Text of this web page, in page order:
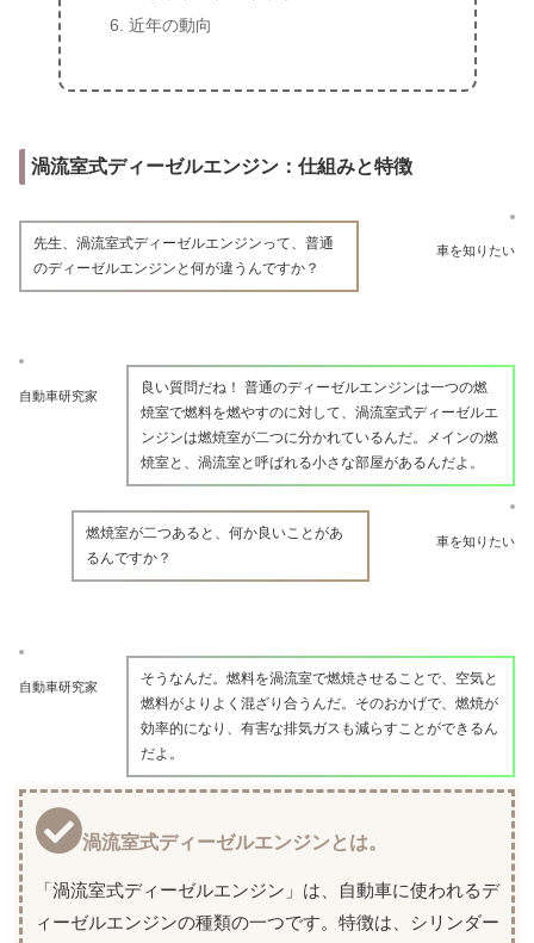
近年の動向
渦流室式ディーゼルエンジン：仕組みと特徴
車を知りたい
先生、渦流室式ディーゼルエンジンって、普通
のディーゼルエンジンと何が違うんですか？
自動車研究家
良い質問だね！ 普通のディーゼルエンジンは一つの燃
焼室で燃料を燃やすのに対して、渦流室式ディーゼルエ
ンジンは燃焼室が二つに分かれているんだ。メインの燃
焼室と、渦流室と呼ばれる小さな部屋があるんだよ。
車を知りたい
燃焼室が二つあると、何か良いことがあ
るんですか？
自動車研究家
そうなんだ。燃料を渦流室で燃焼させることで、空気と
燃料がよりよく混ざり合うんだ。そのおかげで、燃焼が
効率的になり、有害な排気ガスも減らすことができるん
だよ。
渦流室式ディーゼルエンジンとは。
「渦流室式ディーゼルエンジン」は、自動車に使われるデ
ィーゼルエンジンの種類の一つです。特徴は、シリンダー